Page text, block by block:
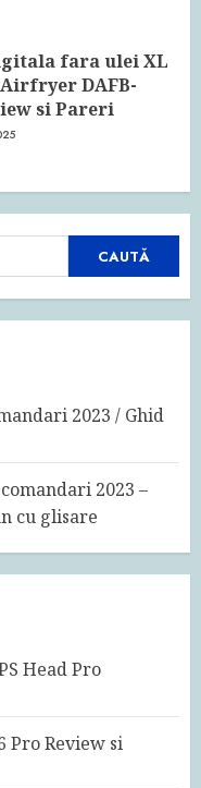
fara ulei XL
DAFB-
si Pareri
2023 / Ghid
2023 –
cu glisare
Head Pro
Pro Review si